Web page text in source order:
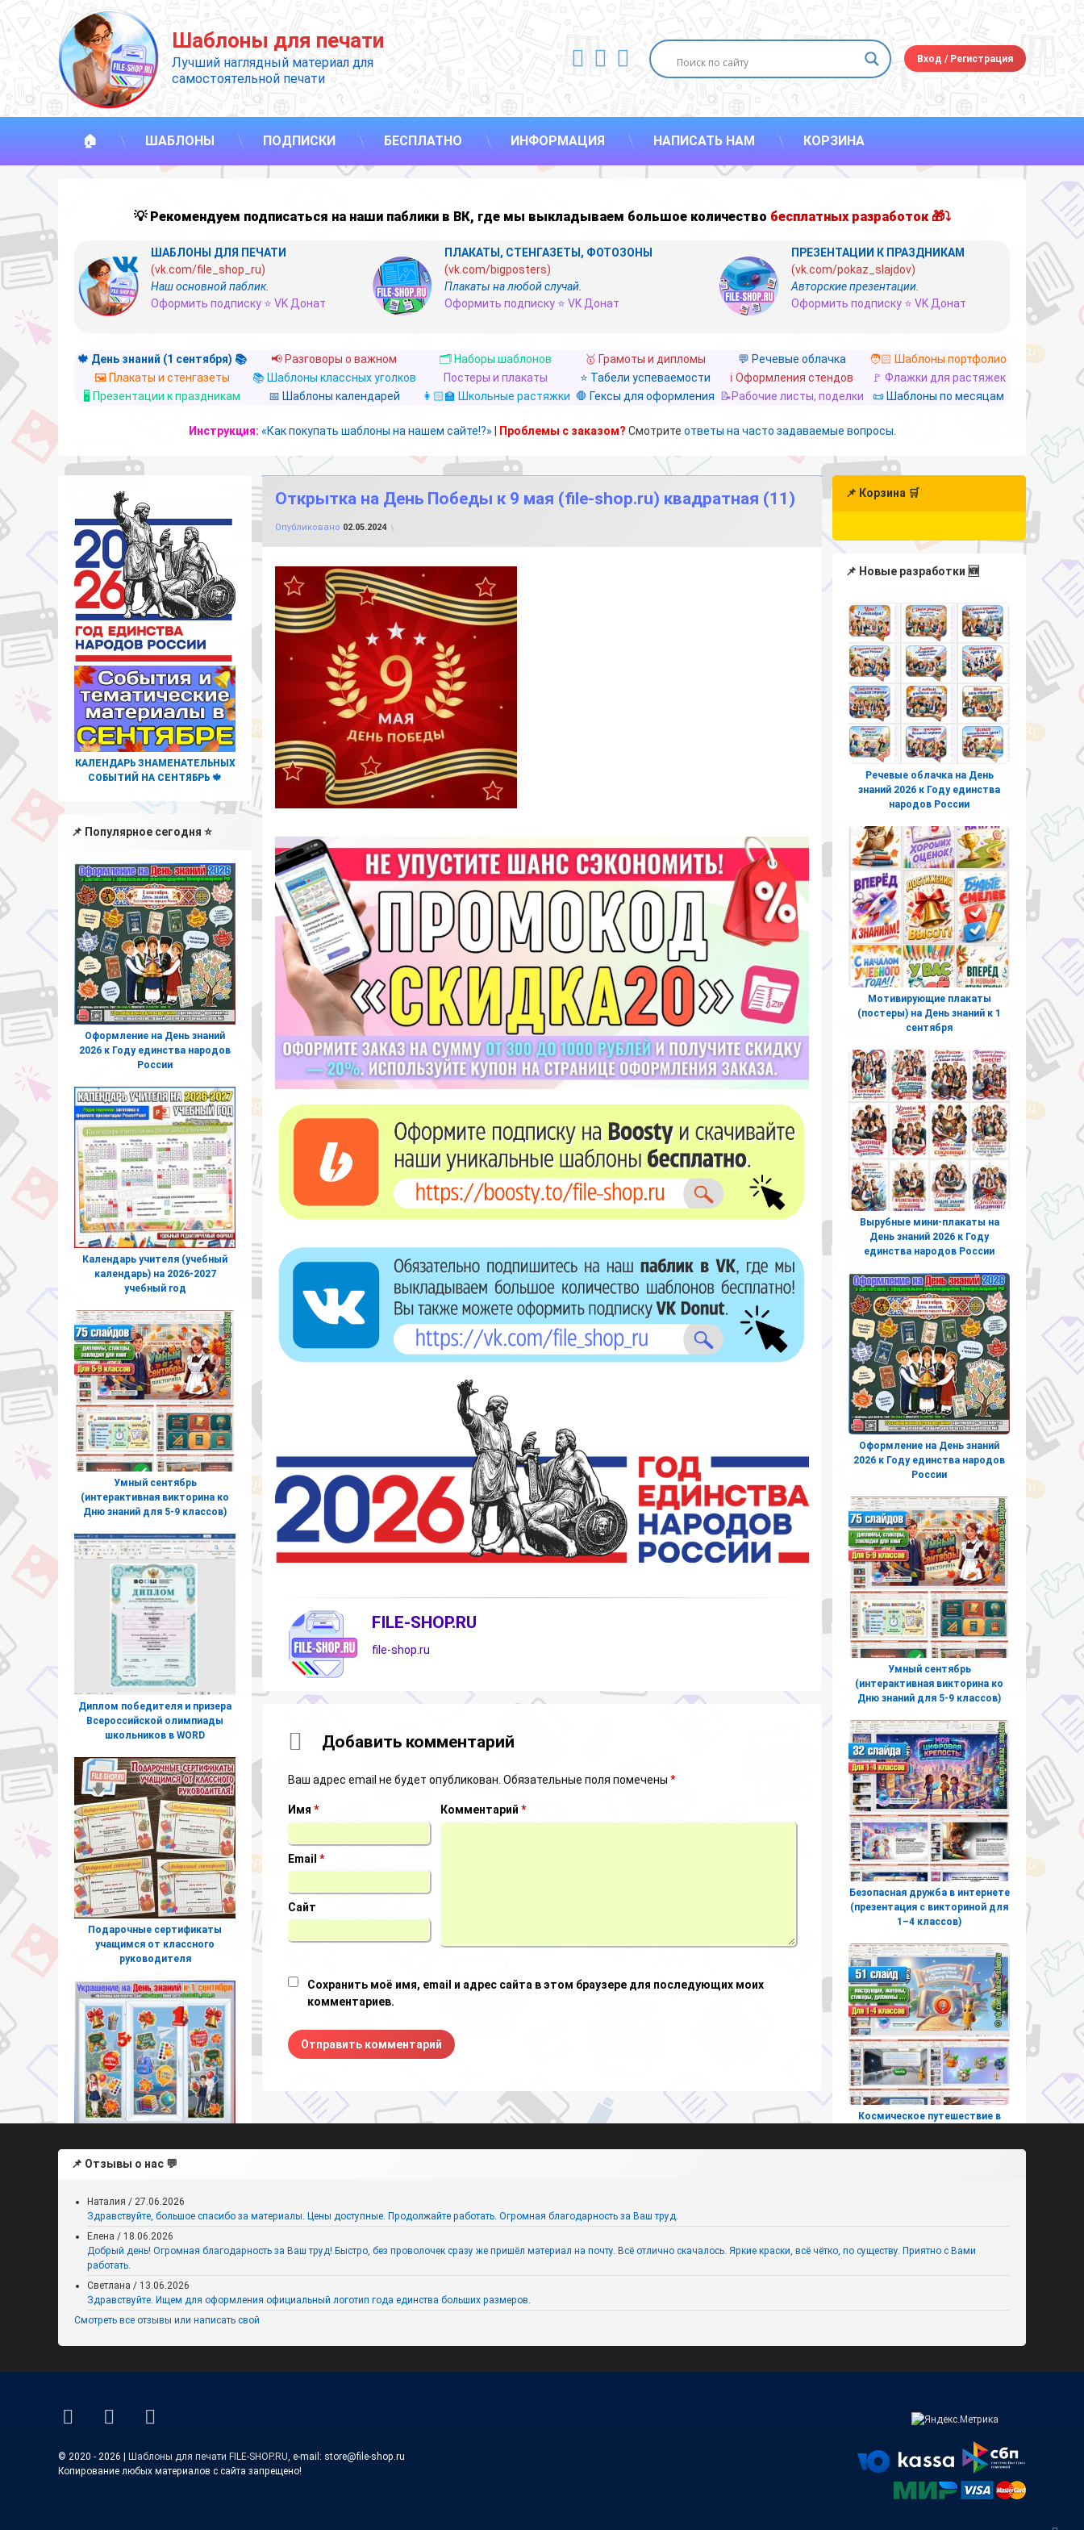
Перейти
к
содержимому
Шаблоны для печати
Лучший наглядный материал для
самостоятельной печати
ВКонтакте
YouTube
E-mail Вход /Регистрация
🏠 ШАБЛОНЫ ПОДПИСКИ БЕСПЛАТНО ИНФОРМАЦИЯ НАПИСАТЬ НАМ КОРЗИНА
💡 Рекомендуем подписаться на наши паблики в ВК, где мы выкладываем большое количество бесплатных разработок 🎁⤵
ШАБЛОНЫ ДЛЯ ПЕЧАТИ
(vk.com/file_shop_ru)
Наш основной паблик.
Оформить подписку ⭐ VK Донат
ПЛАКАТЫ, СТЕНГАЗЕТЫ, ФОТОЗОНЫ
(vk.com/bigposters)
Плакаты на любой случай.
Оформить подписку ⭐ VK Донат
ПРЕЗЕНТАЦИИ К ПРАЗДНИКАМ
(vk.com/pokaz_slajdov)
Авторские презентации.
Оформить подписку ⭐ VK Донат
🍁 День знаний (1 сентября) 📚 📢 Разговоры о важном 🗂️ Наборы шаблонов 🥇 Грамоты и дипломы 💬 Речевые облачка
🧑🏻 Шаблоны портфолио
🖼️ Плакаты и стенгазеты
📚 Шаблоны классных уголков Постеры и плакаты ⭐ Табели успеваемости ℹ️ Оформления стендов
🚩 Флажки для растяжек
🖥️ Презентации к праздникам
📅 Шаблоны календарей 👩🏻‍🏫 Школьные растяжки 🛑 Гексы для оформления 📝Рабочие листы, поделки 📜 Шаблоны по месяцам
Инструкция: «Как покупать шаблоны на нашем сайте!?» Проблемы с заказом? Смотрите ответы на часто задаваемые вопросы.
Открытка на День Победы к 9 мая (file-shop.ru) квадратная (11)
Опубликовано 02.05.2024
FILE-SHOP.RU
file-shop.ru
Комментарии
Добавить комментарий
Ваш адрес email не будет опубликован. Обязательные поля помечены *
Комментарий *
Имя *
Email *
Сайт
Сохранить моё имя, email и адрес сайта в этом браузере для последующих моих
комментариев.
КАЛЕНДАРЬ ЗНАМЕНАТЕЛЬНЫХ
СОБЫТИЙ НА СЕНТЯБРЬ 🍁
📌 Популярное сегодня ⭐
Оформление на День знаний
2026 к Году единства народов
России
Календарь учителя (учебный
календарь) на 2026-2027
учебный год
Умный сентябрь
(интерактивная викторина ко
Дню знаний для 5-9 классов)
Диплом победителя и призера
Всероссийской олимпиады
школьников в WORD
Подарочные сертификаты
учащимся от классного
руководителя
Двухстороннее оформление,
гирлянда на нитке, украшение
сентября
📌 Корзина 🛒
📌 Новые разработки 🆕
Речевые облачка на День
знаний 2026 к Году единства
народов России
Мотивирующие плакаты
(постеры) на День знаний к 1
сентября
Вырубные мини-плакаты на
День знаний 2026 к Году
единства народов России
Оформление на День знаний
2026 к Году единства народов
России
Умный сентябрь
(интерактивная викторина ко
Дню знаний для 5-9 классов)
Безопасная дружба в интернете
(презентация с викториной для
1–4 классов)
Космическое путешествие в
📌 Отзывы о нас 💬
Наталия / 27.06.2026
Здравствуйте, большое спасибо за материалы. Цены доступные. Продолжайте работать. Огромная благодарность за Ваш труд.
Елена / 18.06.2026
Добрый день! Огромная благодарность за Ваш труд! Быстро, без проволочек сразу же пришёл материал на почту. Всё отлично скачалось. Яркие краски, всё чётко, по существу. Приятно с Вами
работать.
Светлана / 13.06.2026
Здравствуйте. Ищем для оформления официальный логотип года единства больших размеров.
Смотреть все отзывы или написать свой
ВКонтакте
YouTube
E-mail
© 2020 - 2026 | Шаблоны для печати FILE-SHOP.RU, e-mail: store@file-shop.ru
Копирование любых материалов с сайта запрещено!